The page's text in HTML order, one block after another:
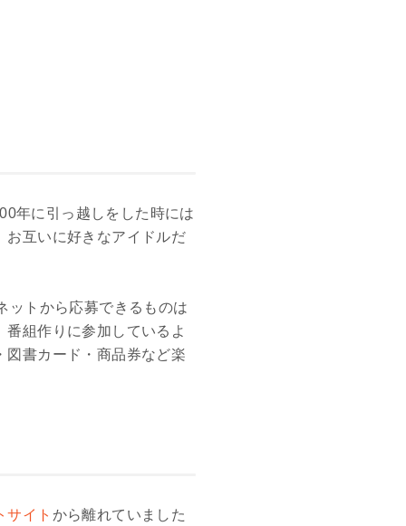
年に引っ越しをした時には
お互いに好きなアイドルだ
ットから応募できるものは
組作りに参加しているよ
図書カード・商品券など楽
サイト から離れていました